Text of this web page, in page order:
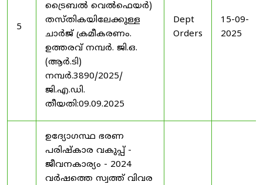
5
ട്രൈബൽ വെൽഫെയർ)
തസ്തികയിലേക്കുള്ള
ചാർജ് ക്രമീകരണം.
ഉത്തരവ് നമ്പർ. ജി.ഒ.
(ആർ.ടി)
നമ്പർ.3890/2025/
ജി.എ.ഡി.
തീയതി:09.09.2025
Dept
Orders
15-09-
2025
ഉദ്യോഗസ്ഥ ഭരണ
പരിഷ്കാര വകുപ്പ് -
ജീവനകാര്യം - 2024
വർഷത്തെ സ്വത്ത് വിവര